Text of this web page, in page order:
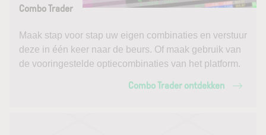
Combo Trader
Maak stap voor stap uw eigen combinaties en verstuur
deze in één keer naar de beurs. Of maak gebruik van
de vooringestelde optiecombinaties van het platform.
Combo Trader ontdekken